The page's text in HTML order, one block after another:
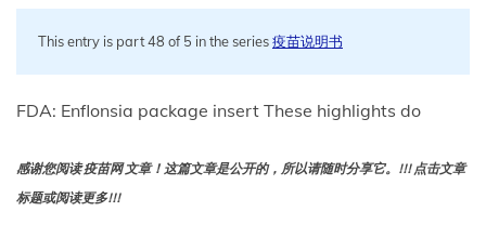
This entry is part 48 of 5 in the series疫苗说明书
FDA: Enflonsia package insert These highlights do
感谢您阅读 疫苗网 文章！这篇文章是公开的，所以请随时分享它。!!! 点击文章
标题或阅读更多!!!